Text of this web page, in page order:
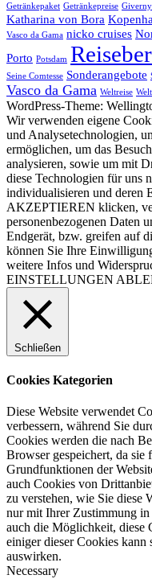
Getränkepaket Getränkepreise Giverny
Katharina von Bora
Vasco da Gama nicko cruises
Porto Potsdam
Seine Comtesse Sonderangebote
Vasco da Gama Weltreise
WordPress-Theme:
Wir verwenden eigene
und Analysetechnologien,
ermöglichen, um das
analysieren, sowie um mit
diese Technologien für uns
individualisieren und deren
AKZEPTIEREN klicken,
personenbezogenen Daten
Endgerät, bzw. greifen auf
können Sie Ihre
weitere Infos und
EINSTELLUNGEN
Schließen
Cookies Kategorien
Diese Website verwendet
verbessern, während Sie
Cookies werden die nach
Browser gespeichert, da sie
Grundfunktionen der
auch Cookies von
zu verstehen, wie Sie diese
nur mit Ihrer Zustimmung
auch die Möglichkeit, diese
einiger dieser Cookies
auswirken.
Necessary